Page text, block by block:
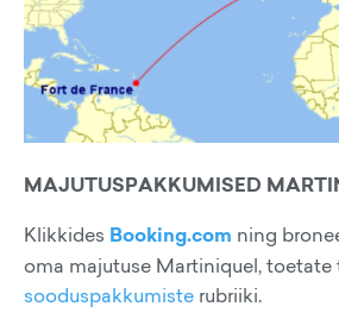
MAJUTUSPAKKUMISED
Klikkides Booking.com ning
oma majutuse Martiniquel, toetate
sooduspakkumiste rubriiki.